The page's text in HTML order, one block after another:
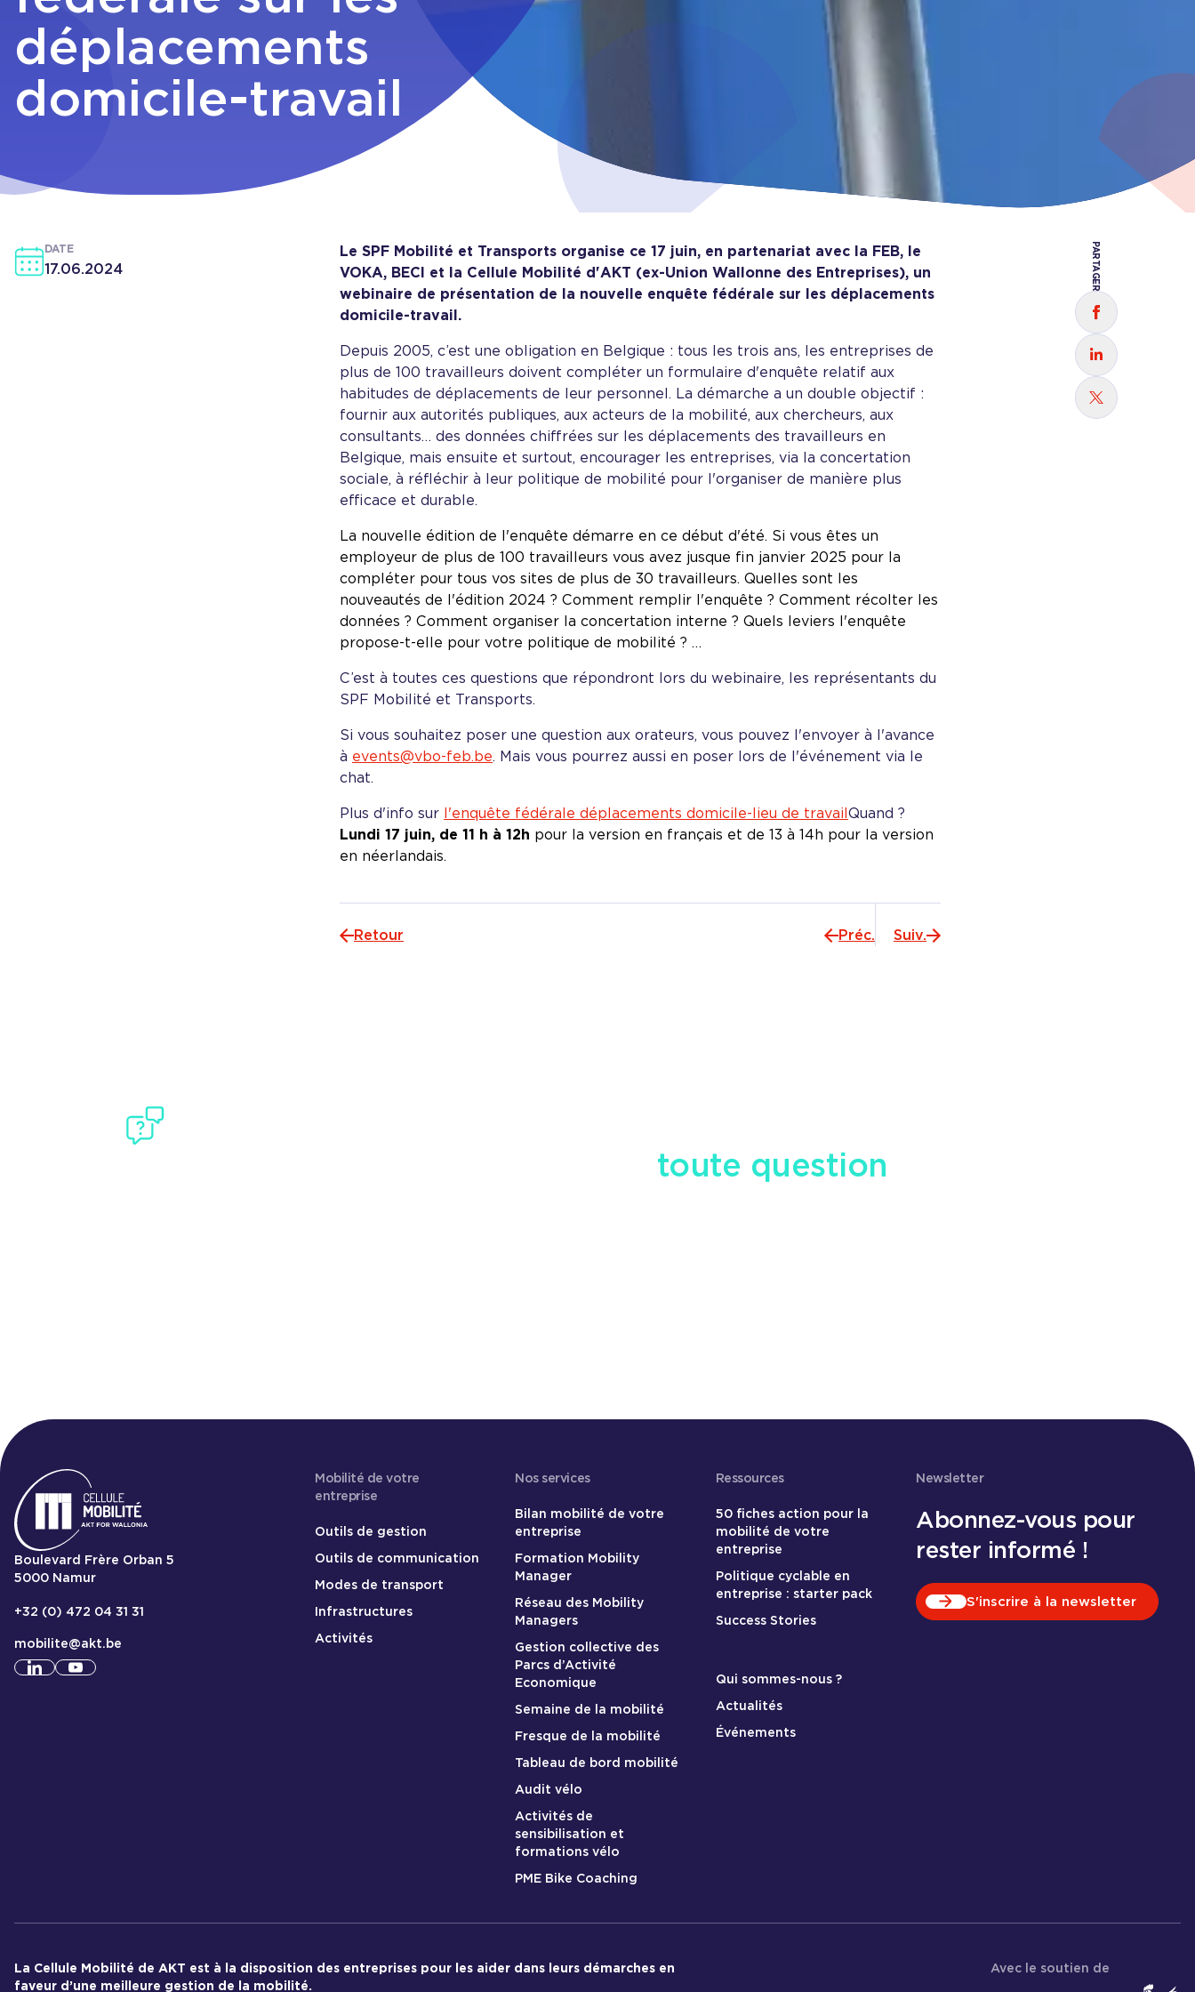
déplacements
domicile-travail
DATE
17.06.2024
Le SPF Mobilité et Transports organise ce 17 juin, en partenariat avec la FEB, le
VOKA, BECI et la Cellule Mobilité d'AKT (ex-Union Wallonne des Entreprises), un
webinaire de présentation de la nouvelle enquête fédérale sur les déplacements
domicile-travail.
Depuis 2005, c’est une obligation en Belgique : tous les trois ans, les entreprises de
plus de 100 travailleurs doivent compléter un formulaire d'enquête relatif aux
habitudes de déplacements de leur personnel. La démarche a un double objectif :
fournir aux autorités publiques, aux acteurs de la mobilité, aux chercheurs, aux
consultants… des données chiffrées sur les déplacements des travailleurs en
Belgique, mais ensuite et surtout, encourager les entreprises, via la concertation
sociale, à réfléchir à leur politique de mobilité pour l'organiser de manière plus
efficace et durable.
La nouvelle édition de l'enquête démarre en ce début d'été. Si vous êtes un
employeur de plus de 100 travailleurs vous avez jusque fin janvier 2025 pour la
compléter pour tous vos sites de plus de 30 travailleurs. Quelles sont les
nouveautés de l'édition 2024 ? Comment remplir l'enquête ? Comment récolter les
données ? Comment organiser la concertation interne ? Quels leviers l'enquête
propose-t-elle pour votre politique de mobilité ? …
C’est à toutes ces questions que répondront lors du webinaire, les représentants du
SPF Mobilité et Transports.
Si vous souhaitez poser une question aux orateurs, vous pouvez l'envoyer à l'avance
à events@vbo-feb.be. Mais vous pourrez aussi en poser lors de l'événement via le
chat.
Plus d'info sur l'enquête fédérale déplacements domicile-lieu de travailQuand ?
Lundi 17 juin, de 11 h à 12h pour la version en français et de 13 à 14h pour la version
en néerlandais.
PARTAGER
Partager sur
Partager sur
Partager sur
Retour Préc. Suiv.
toute question
Boulevard Frère Orban 5
5000 Namur
+32 (0) 472 04 31 31
mobilite@akt.be
Consulter notre profil
Consulter notre profil
Mobilité de votre
entreprise
Outils de gestion
Outils de communication
Modes de transport
Infrastructures
Activités
Nos services
Bilan mobilité de votre
entreprise
Formation Mobility
Manager
Réseau des Mobility
Managers
Gestion collective des
Parcs d’Activité
Economique
Semaine de la mobilité
Fresque de la mobilité
Tableau de bord mobilité
Audit vélo
Activités de
sensibilisation et
formations vélo
PME Bike Coaching
Ressources
50 fiches action pour la
mobilité de votre
entreprise
Politique cyclable en
entreprise : starter pack
Success Stories
A propos
Qui sommes-nous ?
Actualités
Événements
Newsletter
Abonnez-vous pour
rester informé !
S'inscrire à la newsletter
La Cellule Mobilité de AKT est à la disposition des entreprises pour les aider dans leurs démarches en
faveur d’une meilleure gestion de la mobilité.
Avec le soutien de